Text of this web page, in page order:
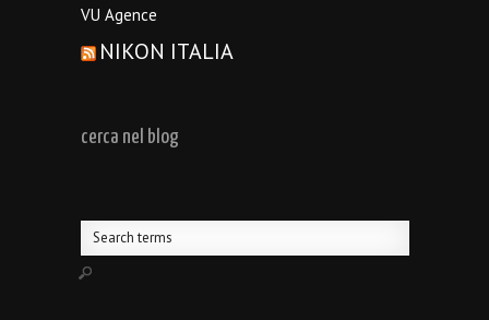
VU Agence
NIKON ITALIA
cerca nel blog